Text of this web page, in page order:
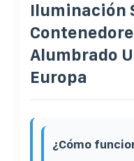
Iluminación
Alumbrado
Europa
¿Cómo